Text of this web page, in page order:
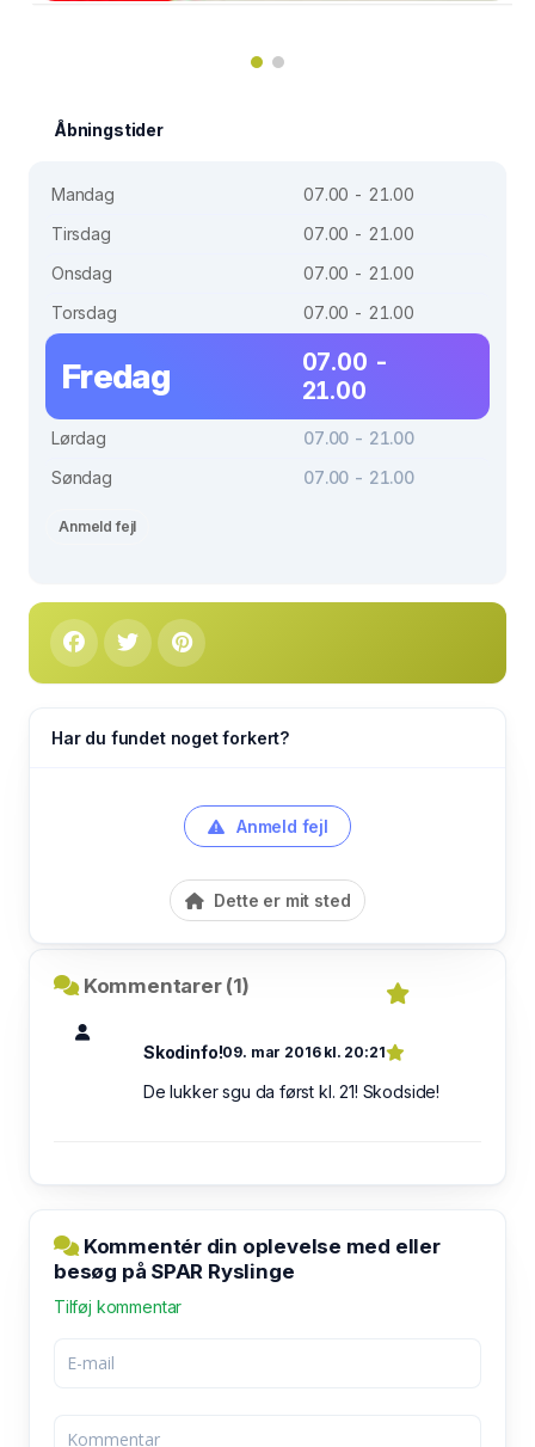
Åbningstider
Mandag
07.00 - 21.00
Tirsdag
07.00 - 21.00
Onsdag
07.00 - 21.00
Torsdag
07.00 - 21.00
Fredag
07.00 -
21.00
Lørdag
07.00 - 21.00
Søndag
07.00 - 21.00
Anmeld fejl
Har du fundet noget forkert?
Anmeld fejl
Dette er mit sted
Kommentarer (1)
Skodinfo!09. mar 2016 kl. 20:21
De lukker sgu da først kl. 21! Skodside!
Kommentér din oplevelse med eller
besøg på SPAR Ryslinge
Tilføj kommentar